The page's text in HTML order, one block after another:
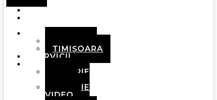
TIMIȘOARA
SERVICII
GALERIE
GALERIE
VIDEO